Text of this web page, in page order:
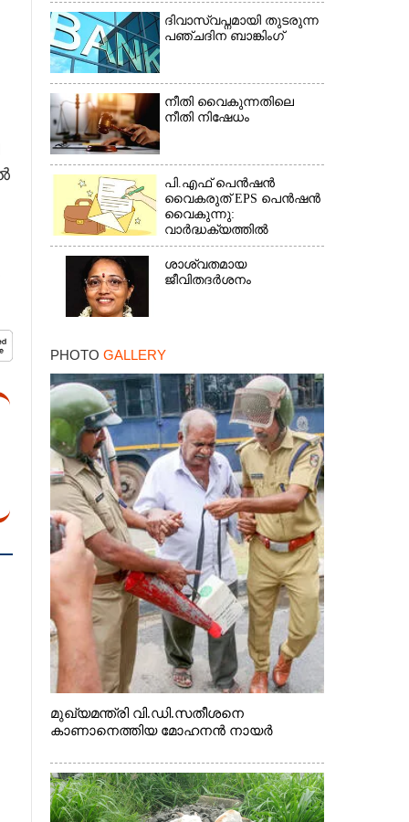
ദിവാസ്വപ്നമായി തുടരുന്ന
പഞ്ചദിന ബാങ്കിംഗ്
നീതി വൈകുന്നതിലെ
നീതി നിഷേധം
പി.എഫ് പെൻഷൻ
വൈകരുത് EPS പെൻഷൻ
വൈകുന്നു:
വാർദ്ധക്യത്തിൽ
പെൻഷൻകാർ
ബുദ്ധിമുട്ടിൽ*(കത്ത്)
ശാശ്വതമായ
ജീവിതദർശനം
PHOTO GALLERY
മുഖ്യമന്ത്രി വി.ഡി.സതീശനെ
കാണാനെത്തിയ മോഹനൻ നായർ